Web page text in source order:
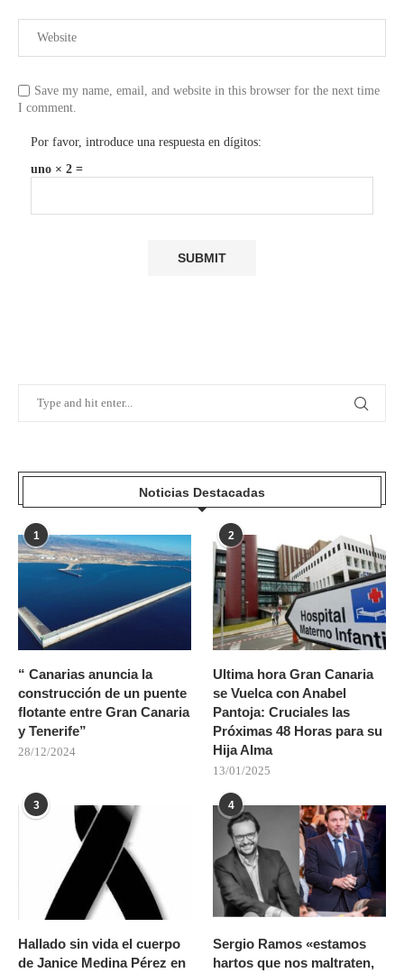
Save my name, email, and website in this browser for the next time
I comment.
Por favor, introduce una respuesta en dígitos:
uno × 2 =
Noticias Destacadas
1
“ Canarias anuncia la
construcción de un puente
flotante entre Gran Canaria
y Tenerife”
28/12/2024
2
Ultima hora Gran Canaria
se Vuelca con Anabel
Pantoja: Cruciales las
Próximas 48 Horas para su
Hija Alma
13/01/2025
3
Hallado sin vida el cuerpo
de Janice Medina Pérez en
4
Sergio Ramos «estamos
hartos que nos maltraten,